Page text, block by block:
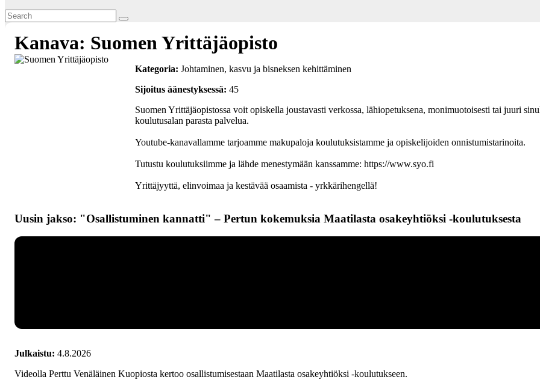
Kanava: Suomen Yrittäjäopisto
Kategoria: Johtaminen, kasvu ja bisneksen kehittäminen
Sijoitus äänestyksessä: 45
Suomen Yrittäjäopistossa voit opiskella joustavasti verkossa, lähiopetuksena, monimuotoisesti tai juuri
koulutusalan parasta palvelua.
Youtube-kanavallamme tarjoamme makupaloja koulutuksistamme ja opiskelijoiden onnistumistarinoita.
Tutustu koulutuksiimme ja lähde menestymään kanssamme: https://www.syo.fi
Yrittäjyyttä, elinvoimaa ja kestävää osaamista - yrkkärihengellä!
Uusin jakso: "Osallistuminen kannatti" – Pertun kokemuksia Maatilasta osakeyhtiöksi -koulutuksesta
Julkaistu: 4.8.2026
Videolla Perttu Venäläinen Kuopiosta kertoo osallistumisestaan Maatilasta osakeyhtiöksi -koulutukseen.